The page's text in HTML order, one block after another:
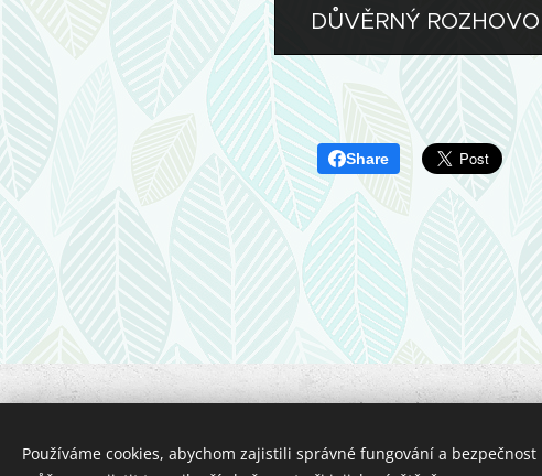
DŮVĚRNÝ
Share
2026 Bc. Ludmila Musilová - PEER
Používáme cookies, abychom zajistili správné fungování a